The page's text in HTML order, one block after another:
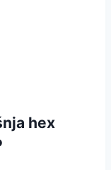
hex